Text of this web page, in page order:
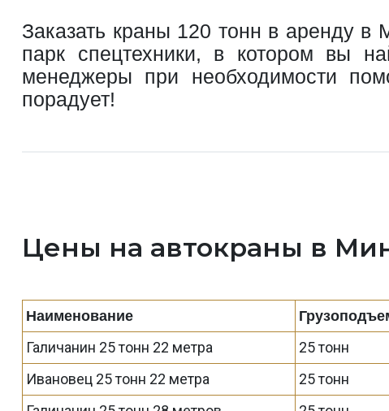
Заказать краны 120 тонн в аренду
парк спецтехники, в котором вы
менеджеры при необходимости
порадует!
Цены на автокраны в
Наименование
Галичанин 25 тонн 22 метра 25 тонн
Ивановец 25 тонн 22 метра
25 тонн